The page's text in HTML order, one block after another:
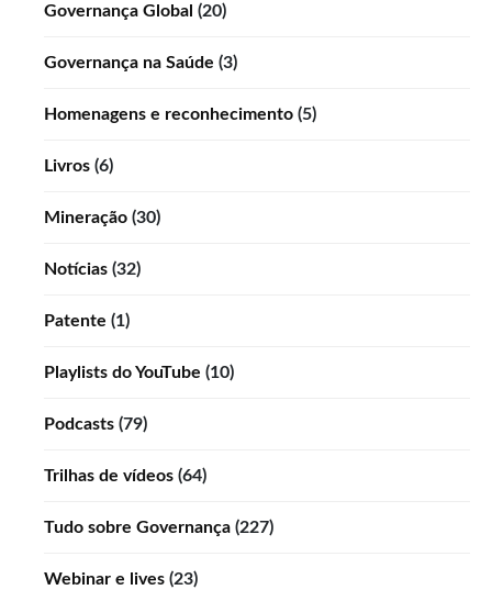
Governança Global (20)
Governança na Saúde (3)
Homenagens e reconhecimento (5)
Livros (6)
Mineração (30)
Notícias (32)
Patente (1)
Playlists do YouTube (10)
Podcasts (79)
Trilhas de vídeos (64)
Tudo sobre Governança (227)
Webinar e lives (23)